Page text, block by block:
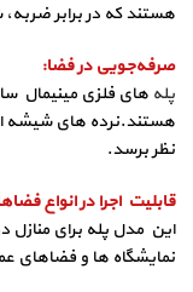
هستند که در برابر
صرفه‌جویی در فضا:
پله‌ های فلزی مینیمال
هستند.نرده‌ های شیشه‌
نظر برسد.
قابلیت اجرا در انواع
این مدل پله برای منازل
نمایشگاه‌ ها و فضاهای